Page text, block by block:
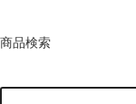
商品検索